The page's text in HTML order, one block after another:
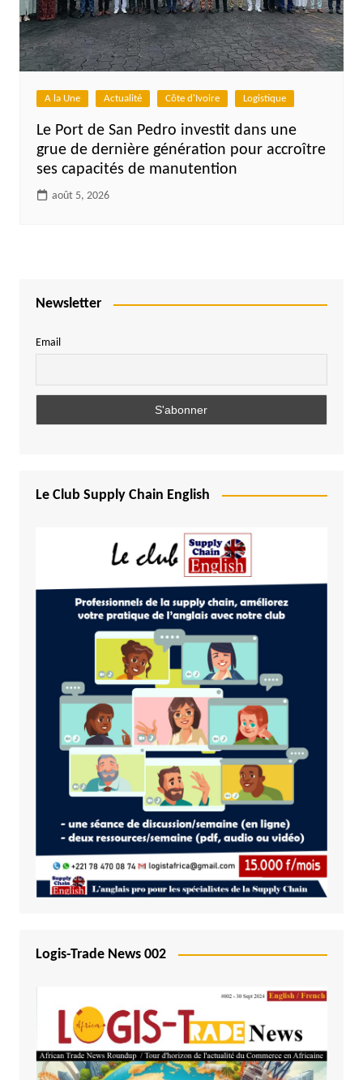
A la Une Actualité Côte d'Ivoire Logistique
Le Port de San Pedro investit dans une
grue de dernière génération pour accroître
ses capacités de manutention
août 5, 2026
Newsletter
Email
Le Club Supply Chain English
Logis-Trade News 002